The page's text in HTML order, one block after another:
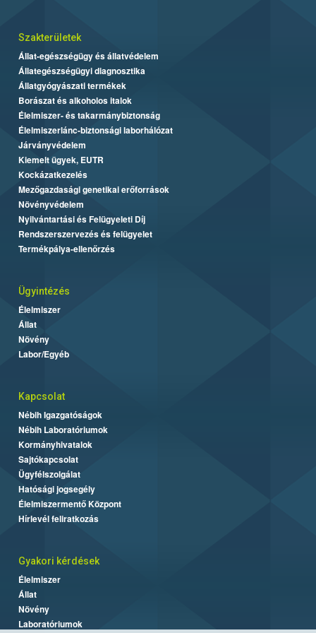
Szakterületek
Állat-egészségügy és állatvédelem
Állategészségügyi diagnosztika
Állatgyógyászati termékek
Borászat és alkoholos italok
Élelmiszer- és takarmánybiztonság
Élelmiszerlánc-biztonsági laborhálózat
Járványvédelem
Kiemelt ügyek, EUTR
Kockázatkezelés
Mezőgazdasági genetikai erőforrások
Növényvédelem
Nyilvántartási és Felügyeleti Díj
Rendszerszervezés és felügyelet
Termékpálya-ellenőrzés
Ügyintézés
Élelmiszer
Állat
Növény
Labor/Egyéb
Kapcsolat
Nébih Igazgatóságok
Nébih Laboratóriumok
Kormányhivatalok
Sajtókapcsolat
Ügyfélszolgálat
Hatósági jogsegély
Élelmiszermentő Központ
Hírlevél feliratkozás
Gyakori kérdések
Élelmiszer
Állat
Növény
Laboratóriumok